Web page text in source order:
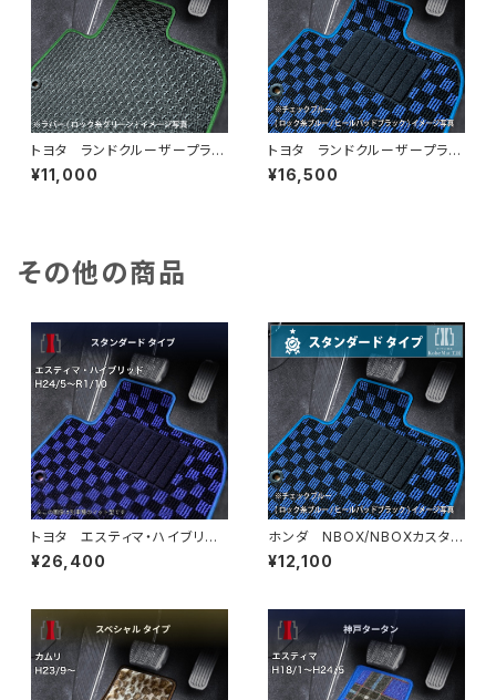
トヨタ ランドクルーザープラ
ド H21/9〜 150系 7人乗
り フロアマット一式 カーマッ
¥11,000
トヨタ ランドクルーザープラ
ド H21/9〜 150系 7人乗
り フロアマット一式 カーマッ
¥16,500
その他の商品
トヨタ エスティマ・ハイブリッ
ド H24/5〜R1/10（後期） 20
系 フロアマット一式 カーマッ
¥26,400
ホンダ NBOX/NBOXカスタ
ム R5/10〜 JF5/6 フロア
マット一式 カーマット スタン
¥12,100